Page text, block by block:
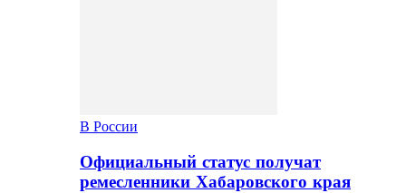
В России
Официальный статус получат
ремесленники Хабаровского края